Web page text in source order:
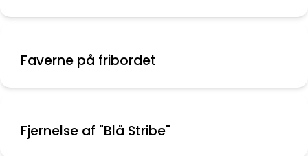
Faverne på fribordet
Fjernelse af "Blå Stribe"